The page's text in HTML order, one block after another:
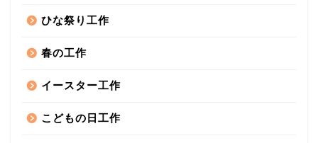
ひな祭り工作
春の工作
イースター工作
こどもの日工作